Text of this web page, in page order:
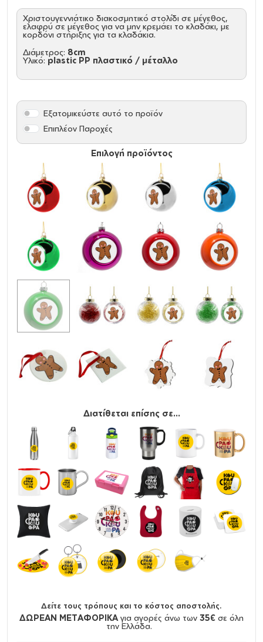
Χριστουγεννιάτικο διακοσμητικό στολίδι σε μέγεθος,
ελαφρύ σε μέγεθος για να μην κρεμάει το κλαδάκι, με
κορδόνι στήριξης για τα κλαδάκια.
Διάμετρος: 8cm
Υλικό: plastic PP πλαστικό / μέταλλο
Επιλογή προϊόντος
Εξατομικεύστε αυτό το προϊόν
Επιπλέον Παροχές
Διατίθεται επίσης σε...
Δείτε τους τρόπους και το κόστος αποστολής.
ΔΩΡΕΑΝ ΜΕΤΑΦΟΡΙΚΑ για αγορές άνω των 35€ σε όλη
την Ελλάδα.